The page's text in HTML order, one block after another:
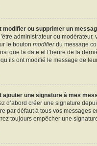
modifier ou supprimer un
administrateur ou
le bouton modifierdu message
que la date et l’heure de la
ont modifié le message de
ajouter une signature à mes
d’abord créer une signature
par défaut à tous vos messages
toujours empêcher une